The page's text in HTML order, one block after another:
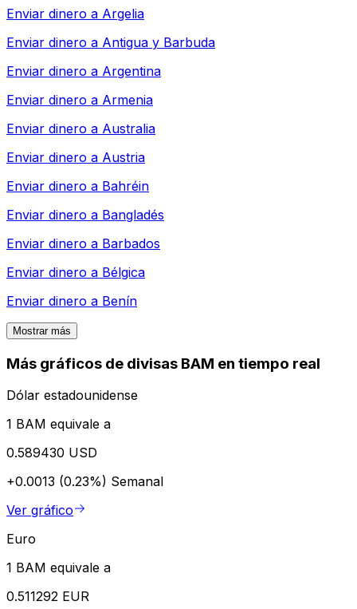
Enviar dinero a Argelia
Enviar dinero a Antigua y Barbuda
Enviar dinero a Argentina
Enviar dinero a Armenia
Enviar dinero a Australia
Enviar dinero a Austria
Enviar dinero a Bahréin
Enviar dinero a Bangladés
Enviar dinero a Barbados
Enviar dinero a Bélgica
Enviar dinero a Benín
Mostrar más
Más gráficos de divisas BAM en tiempo real
Dólar estadounidense
1 BAM equivale a
0.589430 USD
+0.0013 (0.23%) Semanal
Ver gráfico
Euro
1 BAM equivale a
0.511292 EUR